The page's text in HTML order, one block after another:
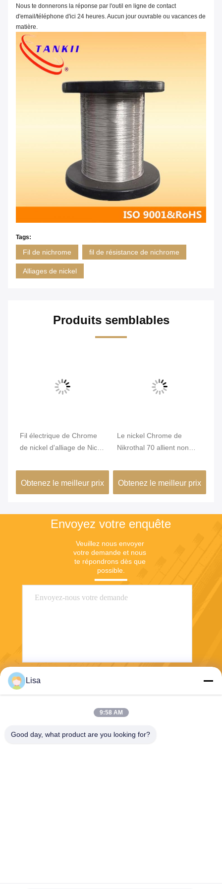
Nous te donnerons la réponse par l'outil en ligne de contact
d'email/téléphone d'ici 24 heures. Aucun jour ouvrable ou vacances de
matière.
Tags:
Fil de nichrome fil de résistance de nichrome
Alliages de nickel
Produits semblables
Fil électrique de Chrome
de nickel d'alliage de Nicr
6j22
Obtenez le meilleur prix
Le nickel Chrome de
Nikrothal 70 allient non
Obtenez le meilleur prix
Envoyez votre enquête
Veuillez nous envoyer
votre demande et nous
te répondrons dès que
possible.
Lisa
9:58 AM
Good day, what product are you looking for?